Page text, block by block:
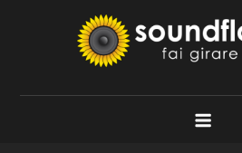
Soundflower.it
Fai Girare Musica